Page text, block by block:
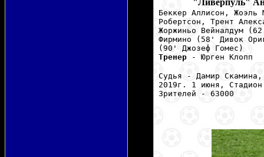
"Ливерпуль"
Беккер Аллисон,
Робертсон, Трент
Жоржиньо Вейналдум
Фирмино (58' Дивок
(90' Джозеф Гомес)
Тренер - Юрген Клопп
Судья - Дамир Скамина,
2019г. 1 июня,
Зрителей - 63000